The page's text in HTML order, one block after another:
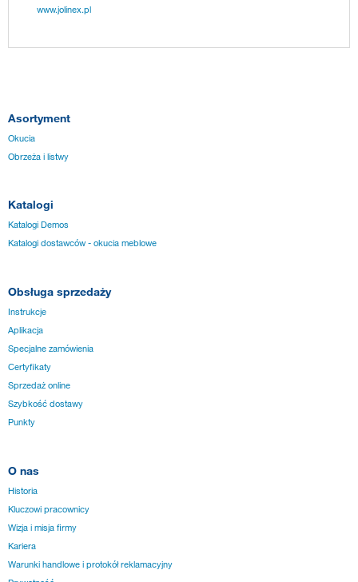
www.jolinex.pl
Asortyment
Okucia
Obrzeża i listwy
Katalogi
Katalogi Demos
Katalogi dostawców - okucia meblowe
Obsługa sprzedaży
Instrukcje
Aplikacja
Specjalne zamówienia
Certyfikaty
Sprzedaż online
Szybkość dostawy
Punkty
O nas
Historia
Kluczowi pracownicy
Wizja i misja firmy
Kariera
Warunki handlowe i protokół reklamacyjny